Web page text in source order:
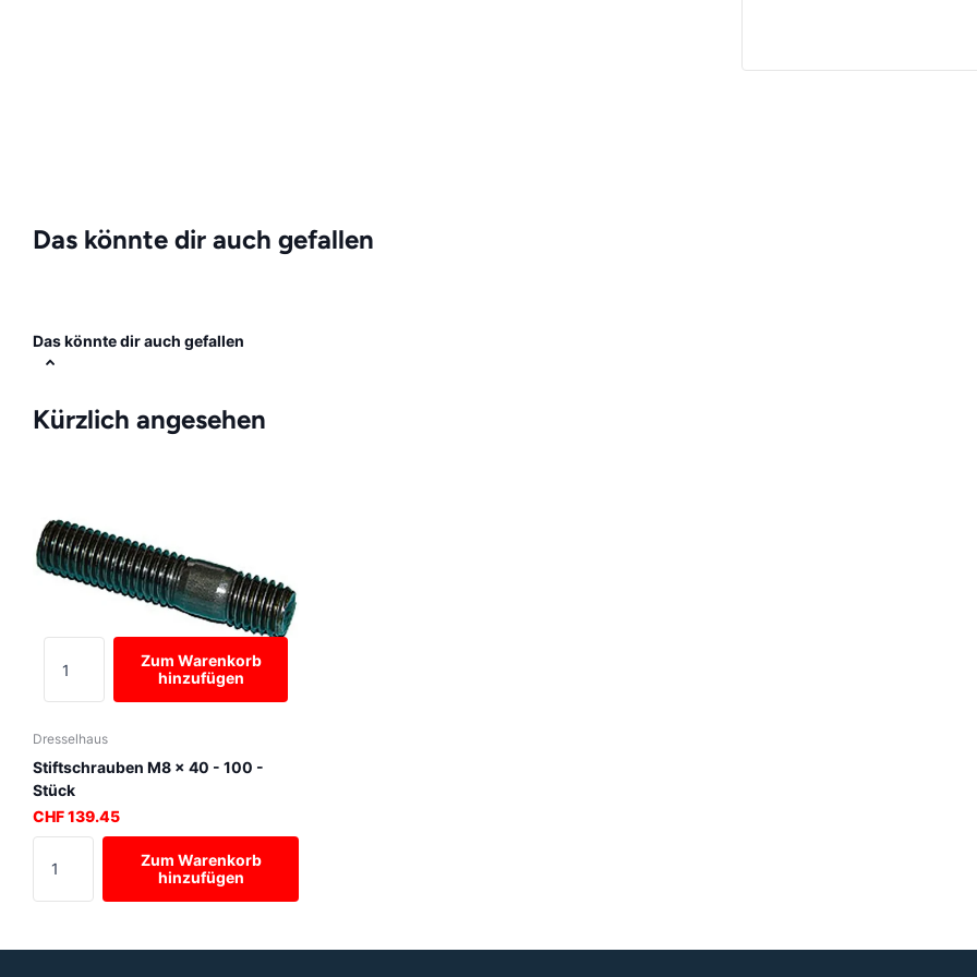
Das könnte dir auch gefallen
Das könnte dir auch gefallen
Kürzlich angesehen
Zum Warenkorb
hinzufügen
Dresselhaus
Stiftschrauben M8 x 40 - 100 -
Stück
CHF 139.45
Zum Warenkorb
hinzufügen